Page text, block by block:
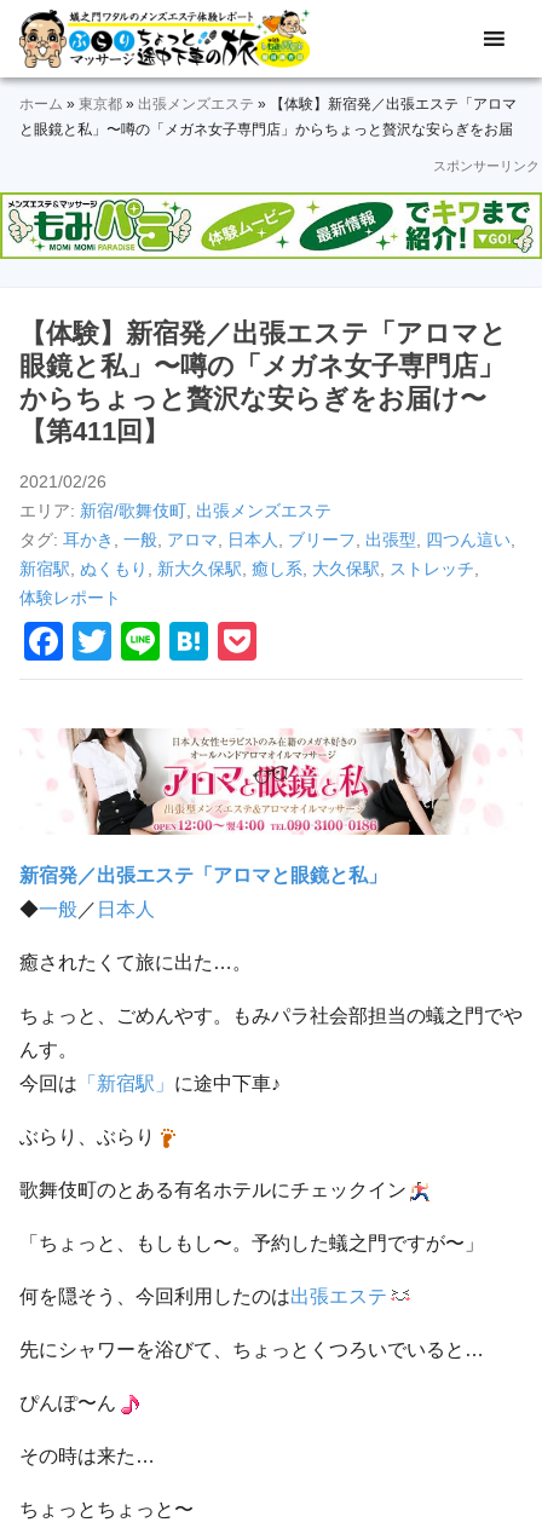
Skip
primary
navigation
Skip
main
content
Skip
primary
sidebar
Skip
secondary
sidebar
Skip
footer
ぶ
ら
り
ッ
サ
ー
ジ
途
下
車
旅
メ
ン
エ
ス
験
レ
ポ
＆
ホーム » 東京都 » 出張メンズエステ »
【体験】新宿発／出張エステ「アロマ
と眼鏡と私」〜噂の「メガネ女子専門店」からちょっと贅沢な安らぎをお届
スポンサーリンク
【体験】新宿発／出張エステ「アロマと
眼鏡と私」〜噂の「メガネ女子専門店」
からちょっと贅沢な安らぎをお届け〜
【第411回】
2021/02/26
エリア: 新宿/歌舞伎町, 出張メンズエステ
タグ: 耳かき , 一般, アロマ, 日本人, ブリーフ, 出張型, 四つん這い,
新宿駅, ぬくもり , 新大久保駅, 癒し系, 大久保駅, ストレッチ,
体験レポート
F
a
c
e
b
o
k
T
wi
tt
er
Li
n
H
at
e
n
a
o
ck
et
新宿発／出張エステ「アロマと眼鏡と私」
◆一般 ／ 日本人
癒されたくて旅に出た…。
ちょっと、ごめんやす。もみパラ社会部担当の蟻之門でや
んす。
今回は 「新宿駅」 に途中下車♪
ぶらり、ぶらり
歌舞伎町のとある有名ホテルにチェックイン
「ちょっと、もしもし〜。予約した蟻之門ですが〜」
何を隠そう、今回利用したのは出張エステ
先にシャワーを浴びて、ちょっとくつろいでいると…
ぴんぽ〜ん
その時は来た…
ちょっとちょっと〜